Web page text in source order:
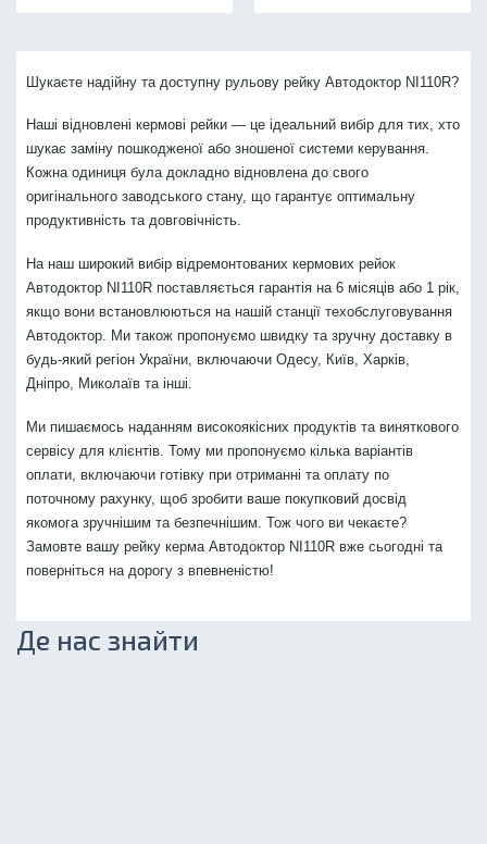
Шукаєте надійну та доступну рульову рейку Автодоктор NI110R?
Наші відновлені кермові рейки — це ідеальний вибір для тих, хто
шукає заміну пошкодженої або зношеної системи керування.
Кожна одиниця була докладно відновлена до свого
оригінального заводського стану, що гарантує оптимальну
продуктивність та довговічність.
На наш широкий вибір відремонтованих кермових рейок
Автодоктор NI110R поставляється гарантія на 6 місяців або 1 рік,
якщо вони встановлюються на нашій станції техобслуговування
Автодоктор. Ми також пропонуємо швидку та зручну доставку в
будь-який регіон України, включаючи Одесу, Київ, Харків,
Дніпро, Миколаїв та інші.
Ми пишаємось наданням високоякісних продуктів та виняткового
сервісу для клієнтів. Тому ми пропонуємо кілька варіантів
оплати, включаючи готівку при отриманні та оплату по
поточному рахунку, щоб зробити ваше покупковий досвід
якомога зручнішим та безпечнішим. Тож чого ви чекаєте?
Замовте вашу рейку керма Автодоктор NI110R вже сьогодні та
поверніться на дорогу з впевненістю!
Де нас знайти